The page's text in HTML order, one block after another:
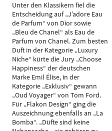
Unter den Klassikern fiel die
Entscheidung auf „J’adore Eau
de Parfum“ von Dior sowie
„Bleu de Chanel“ als Eau de
Parfum von Chanel. Zum besten
Duft in der Kategorie „Luxury
Niche“ kürte die Jury „Choose
Happiness“ der deutschen
Marke Emil Élise, in der
Kategorie „Exklusiv“ gewann
„Oud Voyager“ von Tom Ford.
Für „Flakon Design“ ging die
Auszeichnung ebenfalls an „La
Bomba“. „Düfte sind keine